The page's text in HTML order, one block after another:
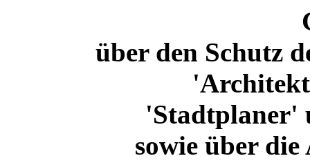
über den Schutz
'Stadtplaner'
sowie über